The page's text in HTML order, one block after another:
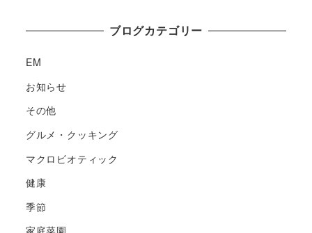
ブログカテゴリー
EM
お知らせ
その他
グルメ・クッキング
マクロビオティック
健康
季節